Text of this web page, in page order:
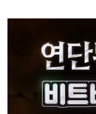
달라졌는지 지금 소개합
‘윤멤버십 STARTER’가
상품 구성이 변경되면서
확장되었습니다. (단, 임
있습니다.) 기존 고객은
자동으로 변경되니, 이제
사용하시기를 바랍니다.